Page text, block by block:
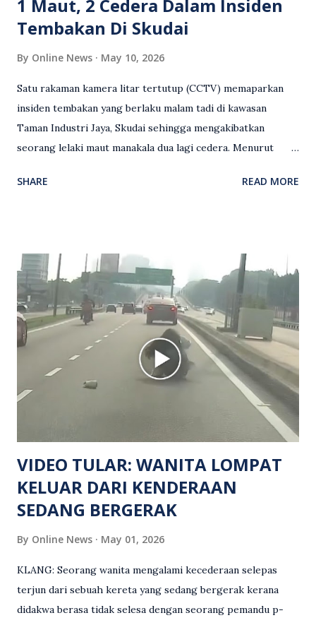
1 Maut, 2 Cedera Dalam Insiden
Tembakan Di Skudai
By Online News May 10, 2026
Satu rakaman kamera litar tertutup (CCTV) memaparkan
insiden tembakan yang berlaku malam tadi di kawasan
Taman Industri Jaya, Skudai sehingga mengakibatkan
seorang lelaki maut manakala dua lagi cedera. Menurut
kejadian berlaku sekitar jam 11 malam dan pihak polis
hiburan di kawasan berkenaan. Seorang mangsa disahkan
meninggal dunia di lokasi kejadian akibat terkena tembakan,
manakala seorang lagi mangsa mengalami kecederaan.
Turut dipercayai terdapat seorang lagi individu cedera
namun identitinya masih belum dikenal pasti selepas dibawa
keluar dari lokasi oleh kenalannya. Polis kini sedang giat
mengesan dua suspek yang masih bebas bagi membantu
siasatan lanjut. Kes disiasat mengikut Seksyen 302 Kanun
Keseksaan kerana membunuh. Orang ramai yang mempunyai
maklumat diminta t...
SHARE READ MORE
VIDEO TULAR: WANITA LOMPAT
KELUAR DARI KENDERAAN
SEDANG BERGERAK
By Online News May 01, 2026
KLANG: Seorang wanita mengalami kecederaan selepas
terjun dari sebuah kereta yang sedang bergerak kerana
didakwa berasa tidak selesa dengan seorang pemandu p-